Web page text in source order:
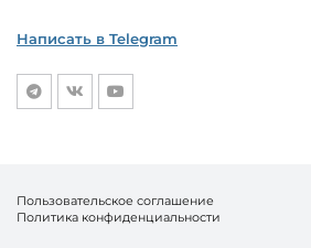
Написать в Telegram
Пользовательское соглашение
Политика конфиденциальности